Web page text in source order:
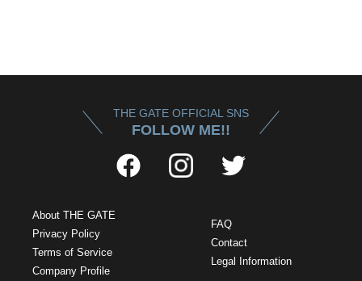
THE GATE OFFICIAL SNS
FOLLOW ME!!
About THE GATE
Privacy Policy
Terms of Service
Company Profile
FAQ
Contact
Legal Information